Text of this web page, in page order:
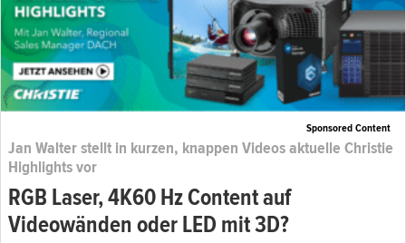
Sponsored Content
Jan Walter stellt in kurzen, knappen Videos aktuelle Christie
Highlights vor
RGB Laser, 4K60 Hz Content auf
Videowänden oder LED mit 3D?